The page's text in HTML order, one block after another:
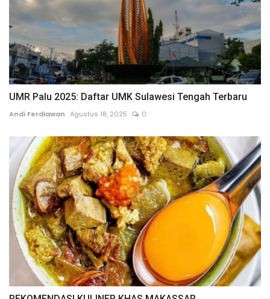
UMR Palu 2025: Daftar UMK Sulawesi Tengah Terbaru
Andi Ferdiawan Agustus 18, 2025 0